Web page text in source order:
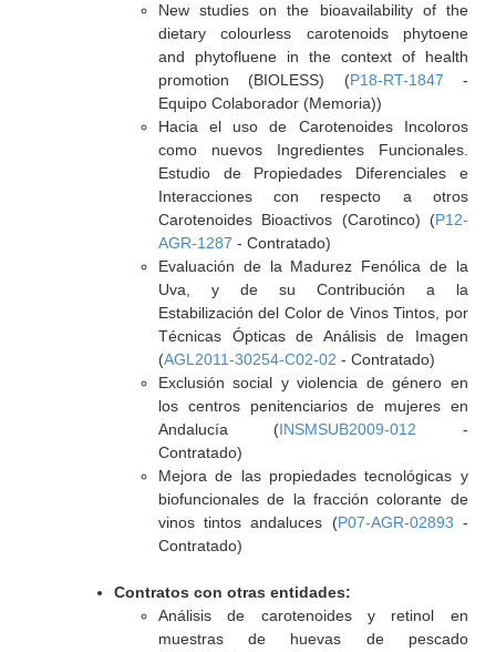
New studies on the bioavailability of the
dietary colourless carotenoids phytoene
and phytofluene in the context of health
promotion (BIOLESS) (P18-RT-1847 -
Equipo Colaborador (Memoria))
Hacia el uso de Carotenoides Incoloros
como nuevos Ingredientes Funcionales.
Estudio de Propiedades Diferenciales e
Interacciones con respecto a otros
Carotenoides Bioactivos (Carotinco) (P12-
AGR-1287 - Contratado)
Evaluación de la Madurez Fenólica de la
Uva, y de su Contribución a la
Estabilización del Color de Vinos Tintos, por
Técnicas Ópticas de Análisis de Imagen
(AGL2011-30254-C02-02 - Contratado)
Exclusión social y violencia de género en
los centros penitenciarios de mujeres en
Andalucía (INSMSUB2009-012 -
Contratado)
Mejora de las propiedades tecnológicas y
biofuncionales de la fracción colorante de
vinos tintos andaluces (P07-AGR-02893 -
Contratado)
Contratos con otras entidades:
Análisis de carotenoides y retinol en
muestras de huevas de pescado